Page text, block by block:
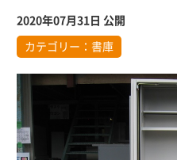
2020年07月31日 公開
カテゴリー： 書庫